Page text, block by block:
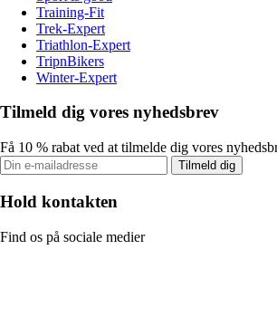
Training-Fit
Trek-Expert
Triathlon-Expert
TripnBikers
Winter-Expert
Tilmeld dig vores nyhedsbrev
Få 10 % rabat ved at tilmelde dig vores
Tilmeld dig
Hold kontakten
Find os på sociale medier